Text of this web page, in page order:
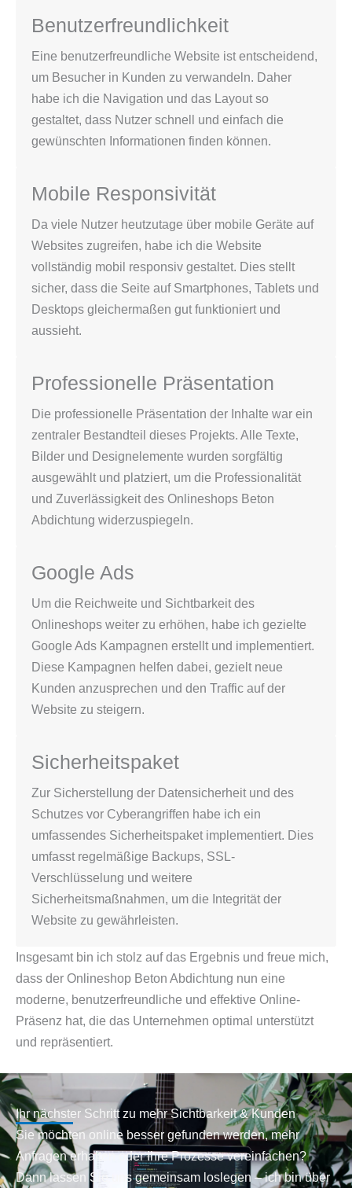
Benutzerfreundlichkeit
Eine benutzerfreundliche Website ist entscheidend,
um Besucher in Kunden zu verwandeln. Daher
habe ich die Navigation und das Layout so
gestaltet, dass Nutzer schnell und einfach die
gewünschten Informationen finden können.
Mobile Responsivität
Da viele Nutzer heutzutage über mobile Geräte auf
Websites zugreifen, habe ich die Website
vollständig mobil responsiv gestaltet. Dies stellt
sicher, dass die Seite auf Smartphones, Tablets und
Desktops gleichermaßen gut funktioniert und
aussieht.
Professionelle Präsentation
Die professionelle Präsentation der Inhalte war ein
zentraler Bestandteil dieses Projekts. Alle Texte,
Bilder und Designelemente wurden sorgfältig
ausgewählt und platziert, um die Professionalität
und Zuverlässigkeit des Onlineshops Beton
Abdichtung widerzuspiegeln.
Google Ads
Um die Reichweite und Sichtbarkeit des
Onlineshops weiter zu erhöhen, habe ich gezielte
Google Ads Kampagnen erstellt und implementiert.
Diese Kampagnen helfen dabei, gezielt neue
Kunden anzusprechen und den Traffic auf der
Website zu steigern.
Sicherheitspaket
Zur Sicherstellung der Datensicherheit und des
Schutzes vor Cyberangriffen habe ich ein
umfassendes Sicherheitspaket implementiert. Dies
umfasst regelmäßige Backups, SSL-
Verschlüsselung und weitere
Sicherheitsmaßnahmen, um die Integrität der
Website zu gewährleisten.
Insgesamt bin ich stolz auf das Ergebnis und freue mich,
dass der Onlineshop Beton Abdichtung nun eine
moderne, benutzerfreundliche und effektive Online-
Präsenz hat, die das Unternehmen optimal unterstützt
und repräsentiert.
Ihr nächster Schritt zu mehr Sichtbarkeit & Kunden
Sie möchten online besser gefunden werden, mehr
Anfragen erhalten oder Ihre Prozesse vereinfachen?
Dann lassen Sie uns gemeinsam loslegen – ich bin über